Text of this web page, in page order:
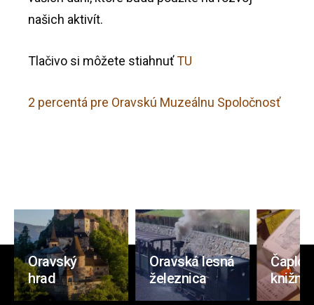
našich aktivít.
Tlačivo si môžete stiahnuťTU
2 percentá pre Oravskú Muzeálnu Spoločnosť
Oravský
hrad
Oravská lesná
železnica